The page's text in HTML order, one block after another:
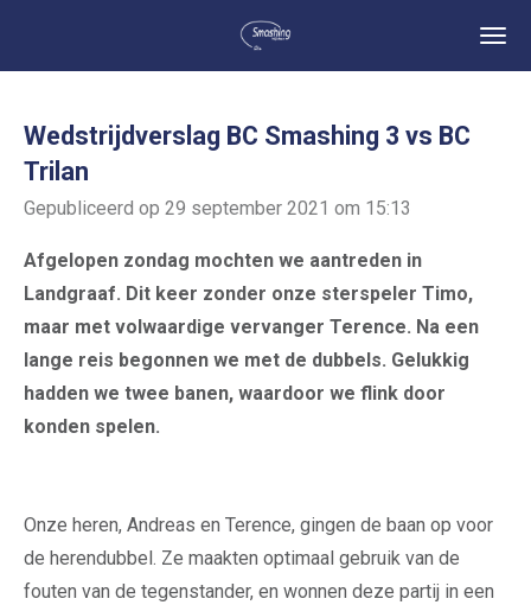
de
hoofdinhoud
Wedstrijdverslag BC Smashing 3 vs BC
Trilan
Gepubliceerd op 29 september 2021 om 15:13
Afgelopen zondag mochten we aantreden in
Landgraaf. Dit keer zonder onze sterspeler Timo,
maar met volwaardige vervanger Terence. Na een
lange reis begonnen we met de dubbels. Gelukkig
hadden we twee banen, waardoor we flink door
konden spelen.
Onze heren, Andreas en Terence, gingen de baan op voor
de herendubbel. Ze maakten optimaal gebruik van de
fouten van de tegenstander, en wonnen deze partij in een